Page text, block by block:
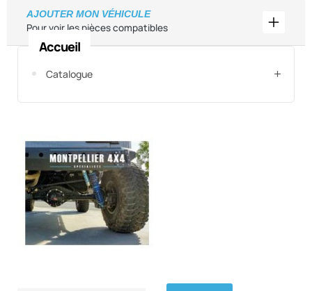
Pour voir les pièces compatibles
AJOUTER MON VÉHICULE
Accueil
Catalogue